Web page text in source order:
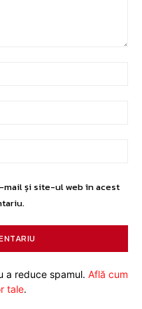
mail și site-ul web în acest
a reduce spamul. Află cum
tale.